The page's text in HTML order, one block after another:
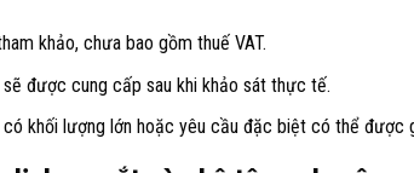
khảo, chưa bao gồm thuế VAT.
được cung cấp sau khi khảo sát thực tế.
khối lượng lớn hoặc yêu cầu đặc biệt có thể được